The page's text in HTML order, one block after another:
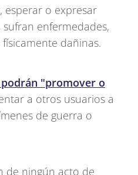
esperar o expresar
enfermedades,
dañinas.
"promover o
a otros usuarios a
de guerra o
de ningún acto de